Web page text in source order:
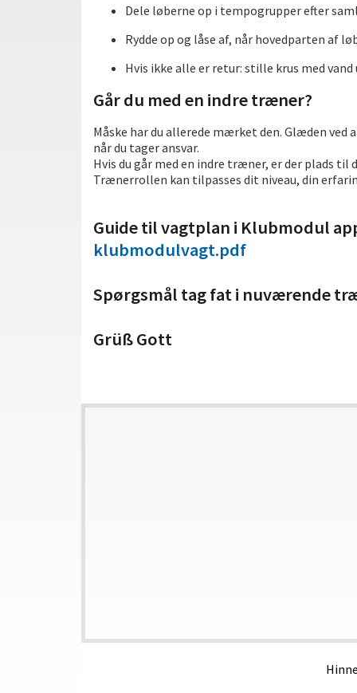
Dele løberne op i tempogrupper efter
Rydde op og låse af, når hovedparten af
Hvis ikke alle er retur: stille krus med
Går du med en indre træner?
Måske har du allerede mærket den. Glæden
når du tager ansvar.
Hvis du går med en indre træner, er der plads
Trænerrollen kan tilpasses dit niveau, din
Guide til vagtplan i Klubmodul
klubmodulvagt.pdf
Spørgsmål tag fat i nuværende
Grüß Gott